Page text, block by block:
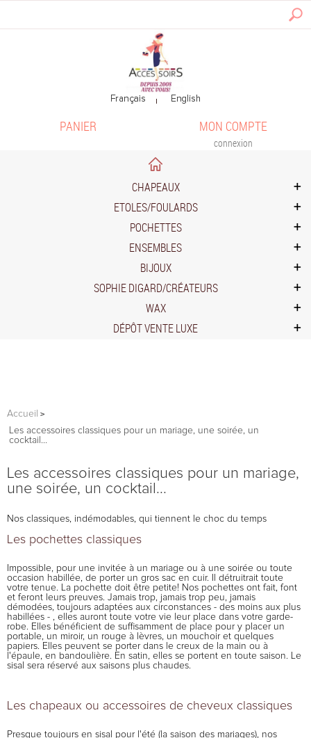
MON COMPTE
connexion
PANIER
CHAPEAUX
ETOLES/FOULARDS
POCHETTES
ENSEMBLES
BIJOUX
SOPHIE DIGARD/CRÉATEURS
WAX
DÉPÔT VENTE LUXE
Accueil
Les accessoires classiques pour un mariage, une soirée, un
cocktail...
Les accessoires classiques pour un mariage,
une soirée, un cocktail...
Nos classiques, indémodables, qui tiennent le choc du temps
Les pochettes classiques
Impossible, pour une invitée à un mariage ou à une soirée ou toute
occasion habillée, de porter un gros sac en cuir. Il détruitrait toute
votre tenue. La pochette doit être petite! Nos pochettes ont fait, font
et feront leurs preuves. Jamais trop, jamais trop peu, jamais
démodées, toujours adaptées aux circonstances - des moins aux plus
habillées - , elles auront toute votre vie leur place dans votre garde-
robe. Elles bénéficient de suffisamment de place pour y placer un
portable, un miroir, un rouge à lèvres, un mouchoir et quelques
papiers. Elles peuvent se porter dans le creux de la main ou à
l'épaule, en bandoulière. En satin, elles se portent en toute saison. Le
sisal sera réservé aux saisons plus chaudes.
Les chapeaux ou accessoires de cheveux classiques
Presque toujours en sisal pour l'été (la saison des mariages), nos